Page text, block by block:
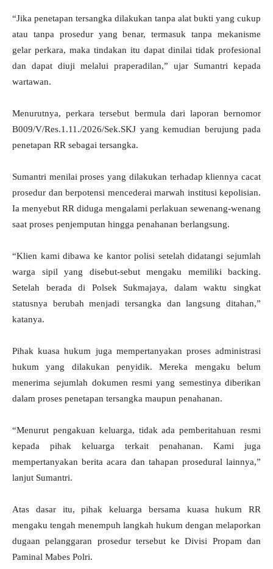
“Jika penetapan tersangka dilakukan tanpa alat bukti yang cukup
atau tanpa prosedur yang benar, termasuk tanpa mekanisme
gelar perkara, maka tindakan itu dapat dinilai tidak profesional
dan dapat diuji melalui praperadilan,” ujar Sumantri kepada
wartawan.
Menurutnya, perkara tersebut bermula dari laporan bernomor
B009/V/Res.1.11./2026/Sek.SKJ yang kemudian berujung pada
penetapan RR sebagai tersangka.
Sumantri menilai proses yang dilakukan terhadap kliennya cacat
prosedur dan berpotensi mencederai marwah institusi kepolisian.
Ia menyebut RR diduga mengalami perlakuan sewenang-wenang
saat proses penjemputan hingga penahanan berlangsung.
“Klien kami dibawa ke kantor polisi setelah didatangi sejumlah
warga sipil yang disebut-sebut mengaku memiliki backing.
Setelah berada di Polsek Sukmajaya, dalam waktu singkat
statusnya berubah menjadi tersangka dan langsung ditahan,”
katanya.
Pihak kuasa hukum juga mempertanyakan proses administrasi
hukum yang dilakukan penyidik. Mereka mengaku belum
menerima sejumlah dokumen resmi yang semestinya diberikan
dalam proses penetapan tersangka maupun penahanan.
“Menurut pengakuan keluarga, tidak ada pemberitahuan resmi
kepada pihak keluarga terkait penahanan. Kami juga
mempertanyakan berita acara dan tahapan prosedural lainnya,”
lanjut Sumantri.
Atas dasar itu, pihak keluarga bersama kuasa hukum RR
mengaku tengah menempuh langkah hukum dengan melaporkan
dugaan pelanggaran prosedur tersebut ke Divisi Propam dan
Paminal Mabes Polri.